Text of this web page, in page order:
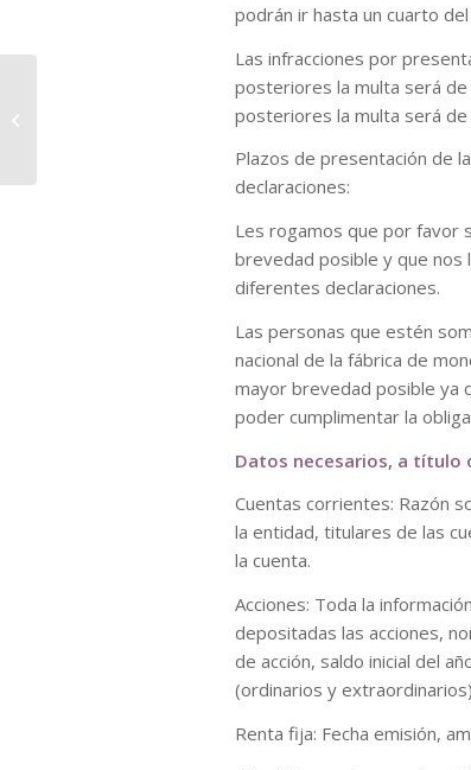
podrán ir hasta un cuarto
Las infracciones por
posteriores la multa será
posteriores la multa será
Plazos de presentación de
declaraciones:
Les rogamos que por favor
brevedad posible y que nos
diferentes declaraciones.
Las personas que estén
nacional de la fábrica de
mayor brevedad posible ya
poder cumplimentar la
Datos necesarios, a título
Cuentas corrientes: Razón
la entidad, titulares de las
la cuenta.
Acciones: Toda la
depositadas las acciones,
de acción, saldo inicial del
(ordinarios y
Renta fija: Fecha emisión,
La facilidad de aplazar el pago de
las retenciones en el IRPF ha tocado